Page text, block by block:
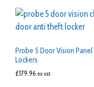
Probe 5 Door Vision Panel
Lockers
£179.96 ex vat